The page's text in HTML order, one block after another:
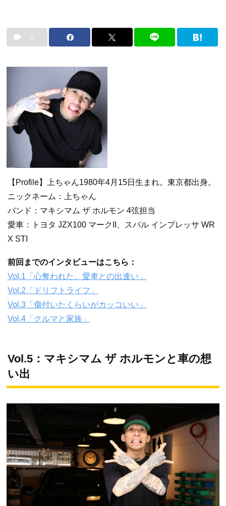
0
【Profile】上ちゃん1980年4月15日生まれ。東京都出身。
ニックネーム：上ちゃん
バンド：マキシマム ザ ホルモン 4弦担当
愛車：トヨタ JZX100 マークII、スバル インプレッサ WR
X STI
前回までのインタビューはこちら：
Vol.1「心奪われた、愛車との出逢い」
Vol.2「ドリフトライフ」
Vol.3「傷付いたくらいがカッコいい」
Vol.4「クルマと家族」
Vol.5：マキシマム ザ ホルモンと車の想
い出